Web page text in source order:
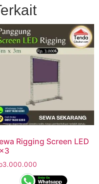
Rigging Screen LED
3.000.000